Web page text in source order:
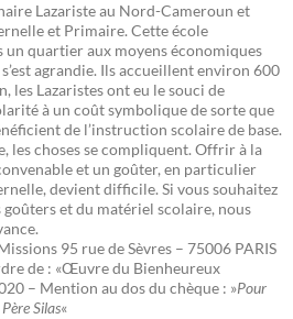
Lazariste au Nord-Cameroun et
et Primaire. Cette école
un quartier aux moyens économiques
agrandie. Ils accueillent environ 600
les Lazaristes ont eu le souci de
à un coût symbolique de sorte que
de l’instruction scolaire de base.
les choses se compliquent. Offrir à la
et un goûter, en particulier
devient difficile. Si vous souhaitez
goûters et du matériel scolaire, nous
95 rue de Sèvres – 75006 PARIS
de : «Œuvre du Bienheureux
– Mention au dos du chèque : »Pour
Silas«